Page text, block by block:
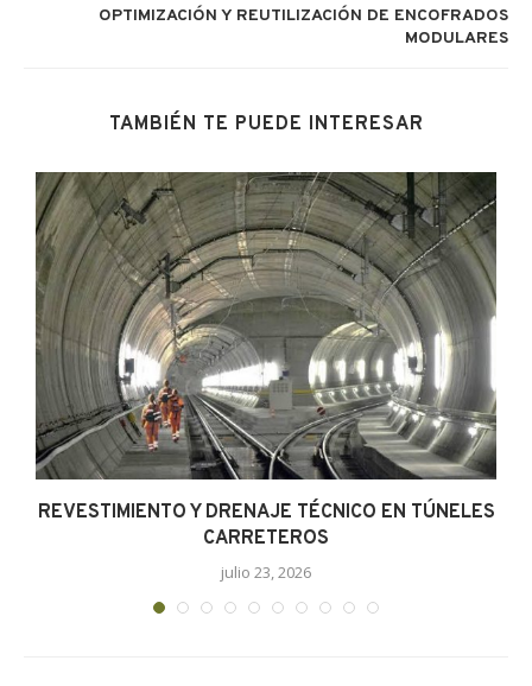
OPTIMIZACIÓN Y REUTILIZACIÓN DE ENCOFRADOS
MODULARES
TAMBIÉN TE PUEDE INTERESAR
REVESTIMIENTO Y DRENAJE TÉCNICO EN TÚNELES
CARRETEROS
julio 23, 2026